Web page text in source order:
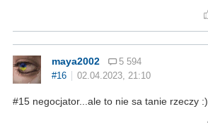
maya2002
5 594
#16
02.04.2023, 21:10
#15 negocjator...ale to nie sa tanie rzeczy :)